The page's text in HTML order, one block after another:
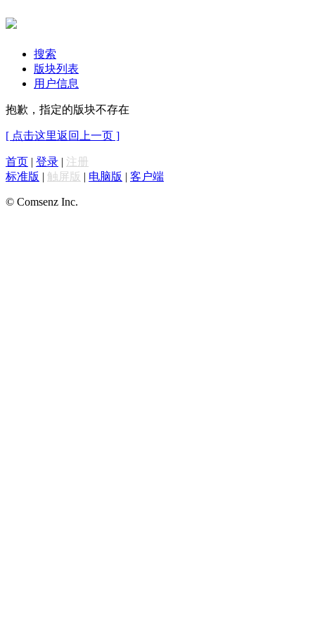
搜索
版块列表
用户信息
抱歉，指定的版块不存在
[ 点击这里返回上一页 ]
首页 | 登录 | 注册
标准版 | 触屏版 | 电脑版 | 客户端
© Comsenz Inc.